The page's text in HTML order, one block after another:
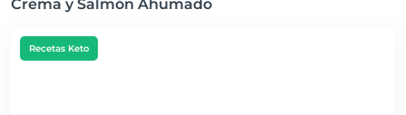
Crema y Salmón Ahumado
Recetas Keto